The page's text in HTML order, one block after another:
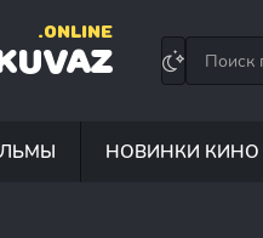
.ONLINE
НОВИНКИ КИНО